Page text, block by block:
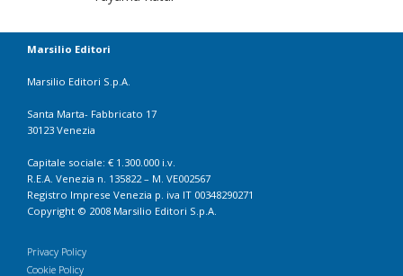
Marsilio Editori
Marsilio Editori S.p.A.
Santa Marta- Fabbricato 17
30123 Venezia
Capitale sociale: € 1.300.000 i.v.
R.E.A. Venezia n. 135822 – M. VE002567
Registro Imprese Venezia p. iva IT 00348290271
Copyright © 2008 Marsilio Editori S.p.A.
Privacy Policy
Cookie Policy